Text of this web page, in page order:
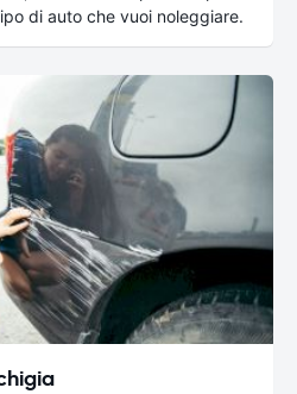
di auto che vuoi noleggiare.